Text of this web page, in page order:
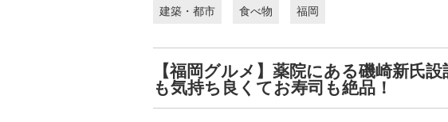
建築・都市 食べ物 福岡
【福岡グルメ】薬院にある磯崎新氏
も気持ち良くてお寿司も絶品！